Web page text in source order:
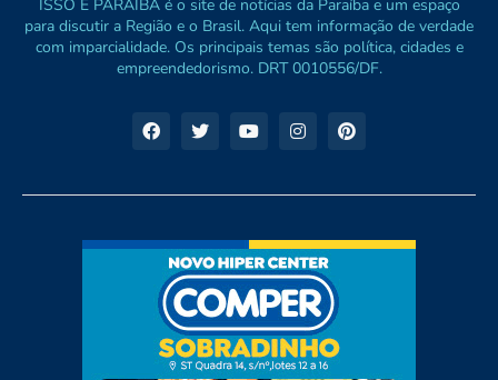
ISSO É PARAÍBA é o site de notícias da Paraíba e um espaço
para discutir a Região e o Brasil. Aqui tem informação de verdade
com imparcialidade. Os principais temas são política, cidades e
empreendedorismo. DRT 0010556/DF.